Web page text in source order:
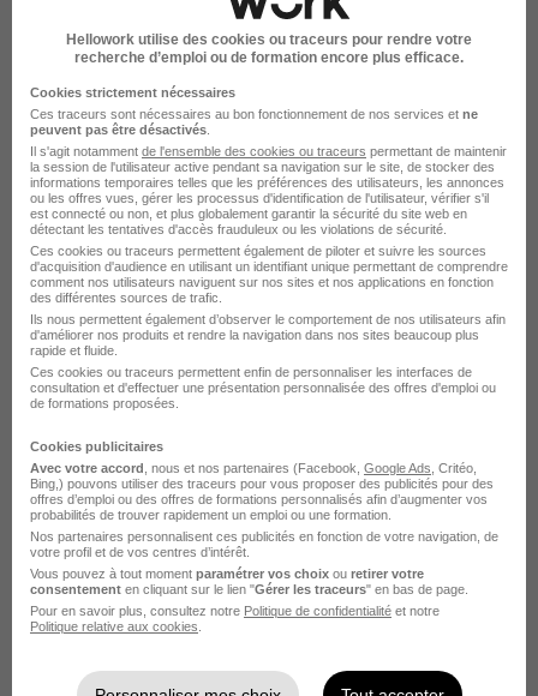
O2 recrute autour de Ploeren
O2 Carentoir
O2 Guer
O2 Guidel
O2 Auray
O2 Lorient
O2 Plescop
Voir plus
L'emploi chez O2 par Ville
O2 Paris
O2 Manosque
O2 Chambéry
O2 Marseille
O2 Caluire-et-Cuire
Hellowork utilise des cookies ou traceurs pour rendre votre
recherche d’emploi ou de formation encore plus efficace.
Cookies strictement nécessaires
Ces traceurs sont nécessaires au bon fonctionnement de nos services et ne
peuvent pas être désactivés
Il s'agit notamment de l'ensemble des cookies ou traceurs permettant de maintenir
la session de l'utilisateur active pendant sa navigation sur le site, de stocker des
informations temporaires telles que les préférences des utilisateurs, les annonces
ou les offres vues, gérer les processus d'identification de l'utilisateur, vérifier s'il
est connecté ou non, et plus globalement garantir la sécurité du site web en
détectant les tentatives d'accès frauduleux ou les violations de sécurité.
Ces cookies ou traceurs permettent également de piloter et suivre les sources
d'acquisition d'audience en utilisant un identifiant unique permettant de comprendre
comment nos utilisateurs naviguent sur nos sites et nos applications en fonction
des différentes sources de trafic.
Ils nous permettent également d’observer le comportement de nos utilisateurs afin
d'améliorer nos produits et rendre la navigation dans nos sites beaucoup plus
rapide et fluide.
Ces cookies ou traceurs permettent enfin de personnaliser les interfaces de
consultation et d'effectuer une présentation personnalisée des offres d'emploi ou
de formations proposées.
Cookies publicitaires
Avec votre accord , nous et nos partenaires (Facebook, Google Ads , Critéo,
Bing,) pouvons utiliser des traceurs pour vous proposer des publicités pour des
offres d’emploi ou des offres de formations personnalisés afin d’augmenter vos
probabilités de trouver rapidement un emploi ou une formation.
Nos partenaires personnalisent ces publicités en fonction de votre navigation, de
votre profil et de vos centres d’intérêt.
Vous pouvez à tout moment paramétrer vos choix ou retirer votre
consentement en cliquant sur le lien "Gérer les traceurs" en bas de page.
Pour en savoir plus, consultez notre Politique de confidentialité et notre
Politique relative aux cookies